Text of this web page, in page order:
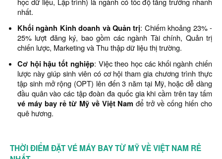
nhất.
Khối ngành Kinh doanh và Quản trị: Chiếm khoảng 23% -
25% lượt đăng ký, bao gồm các ngành Tài chính, Quản trị
chiến lược, Marketing và Thu thập dữ liệu thị trường.
Cơ hội hậu tốt nghiệp: Việc theo học các khối ngành chiến
lược này giúp sinh viên có cơ hội tham gia chương trình thực
tập sinh mở rộng (OPT) lên đến 3 năm tại Mỹ, hoặc dễ dàng
đầu quân vào các tập đoàn đa quốc gia khi cầm trên tay tấm
vé máy bay rẻ từ Mỹ về Việt Nam để trở về cống hiến cho
quê hương.
THỜI ĐIỂM ĐẶT VÉ MÁY BAY TỪ MỸ VỀ VIỆT NAM RẺ